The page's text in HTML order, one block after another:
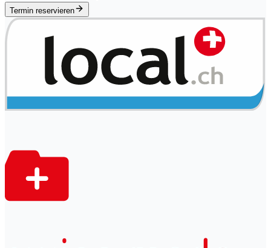
Termin reservieren